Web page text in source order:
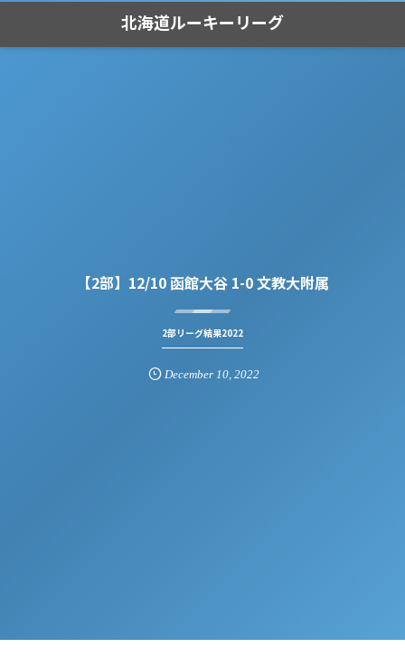
北海道ルーキーリーグ
【2部】12/10 函館大谷 1-0 文教大附属
2部リーグ結果2022
December 10 ,2022